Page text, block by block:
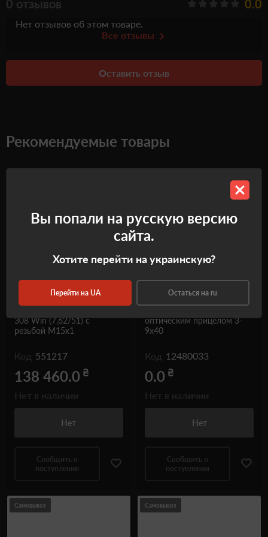
0 отзывов 0.0
Нет отзывов об этом товаре.
Все отзывы
Оставить отзыв
Рекомендуемые товары
Карабин Merkel RX.HELIX
308 Win (7,62/51) с
резьбой M15x1
Код 551217
138 460.0 ₴
Нет
Сообщить о
поступлении
оптическим прицелом 3-
9x40
Код 12480033
0.0 ₴
Нет
Сообщить о
поступлении
Самовывоз Самовывоз
Вы попали на русскую версию
сайта.
Хотите перейти на украинскую?
Перейти на UA Остаться на ru